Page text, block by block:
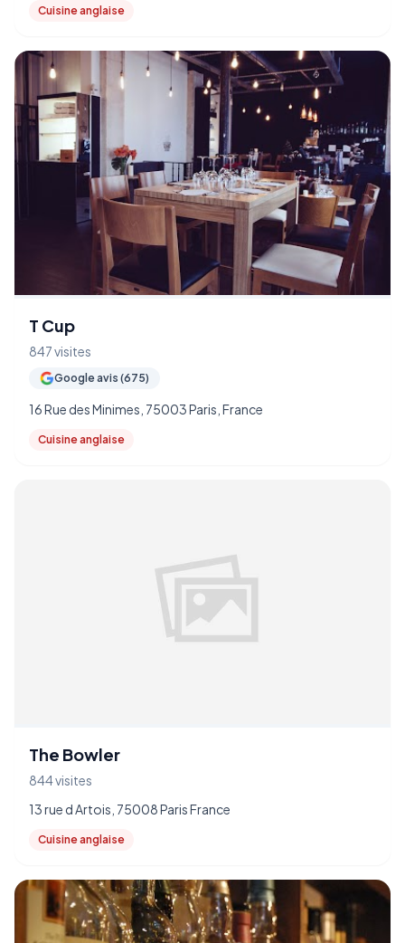
Cuisine anglaise
T Cup
847 visites
Google avis (675)
16 Rue des Minimes, 75003 Paris, France
Cuisine anglaise
The Bowler
844 visites
13 rue d Artois, 75008 Paris France
Cuisine anglaise